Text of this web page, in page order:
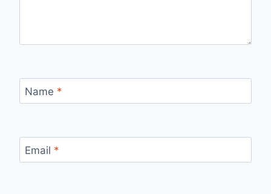
Name *
Email *